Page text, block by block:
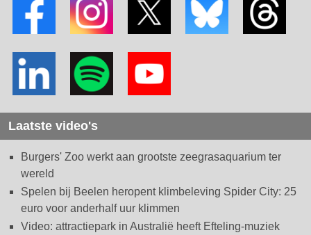
Laatste video's
Burgers' Zoo werkt aan grootste zeegrasaquarium ter
wereld
Spelen bij Beelen heropent klimbeleving Spider City: 25
euro voor anderhalf uur klimmen
Video: attractiepark in Australië heeft Efteling-muziek